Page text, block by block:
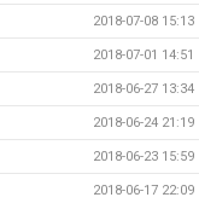
2018-07-08 15:13
2018-07-01 14:51
2018-06-27 13:34
2018-06-24 21:19
2018-06-23 15:59
2018-06-17 22:09